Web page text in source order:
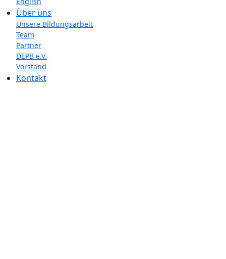
Über uns
Unsere Bildungsarbeit
Team
Partner
DEPB e.V.
Vorstand
Kontakt